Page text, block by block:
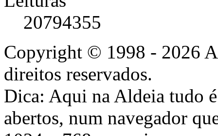
20794355
Copyright © 1998 - 2026
direitos reservados.
Dica: Aqui na Aldeia tudo
abertos, num navegador